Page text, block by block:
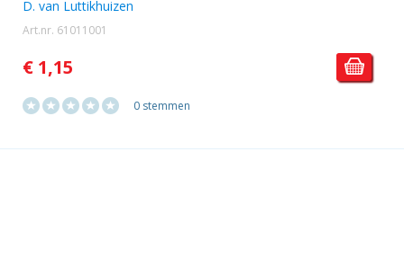
D. van Luttikhuizen
Art.nr. 61011001
€ 1,15
0 stemmen